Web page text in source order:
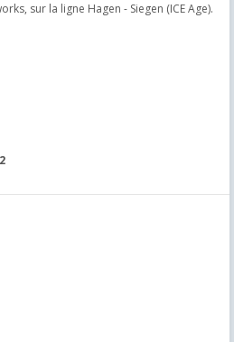
sur la ligne Hagen - Siegen (ICE Age).